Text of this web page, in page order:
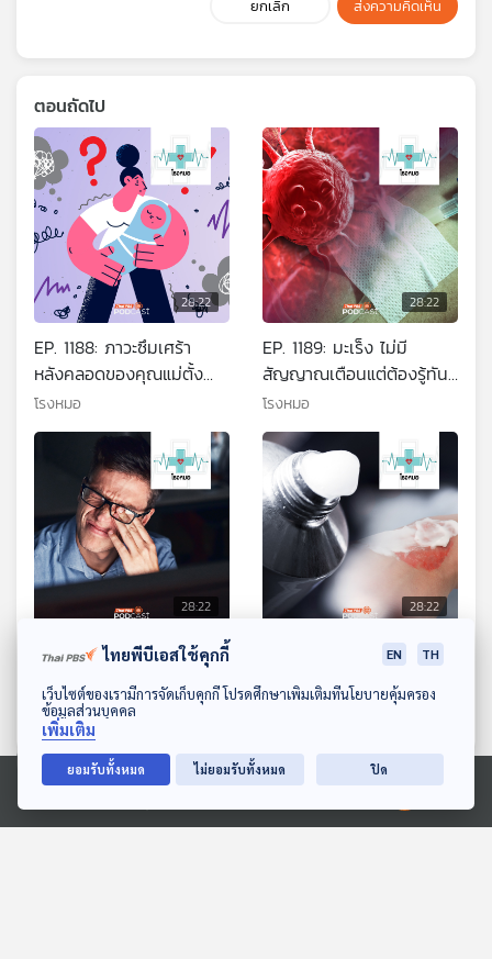
ดาวน์โหลด Thai PBS Podcast Application
Ⓒ 2020 องค์การกระจายเสียงและแพร่ภาพสาธารณะแห่งประเทศไทย
ยกเลิก ส่งความคิดเห็น
ตอนถัดไป
28:22
EP. 1188: ภาวะซึมเศร้า
หลังคลอดของคุณแม่ตั้ง
ครรภ์
โรงหมอ
28:22
EP. 1189: มะเร็ง ไม่มี
สัญญาณเตือนแต่ต้องรู้ทัน
ก่อนสาย
โรงหมอ
28:22
EP. 1190: CVS โรคตาของ
ยิ่งเสี่ยงเป็นเยอะ
โรงหมอ
28:22
EP. 1191: ความเชื่อของคน
ไทยพีบีเอสใช้คุกกี้ EN TH
เว็บไซต์ของเรามีการจัดเก็บคุกกี้ โปรดศึกษาเพิ่มเติมที่นโยบายคุ้มครอง
ข้อมูลส่วนบุคคล
เพิ่มเติม
ยอมรับทั้งหมด ไม่ยอมรับทั้งหมด ปิด